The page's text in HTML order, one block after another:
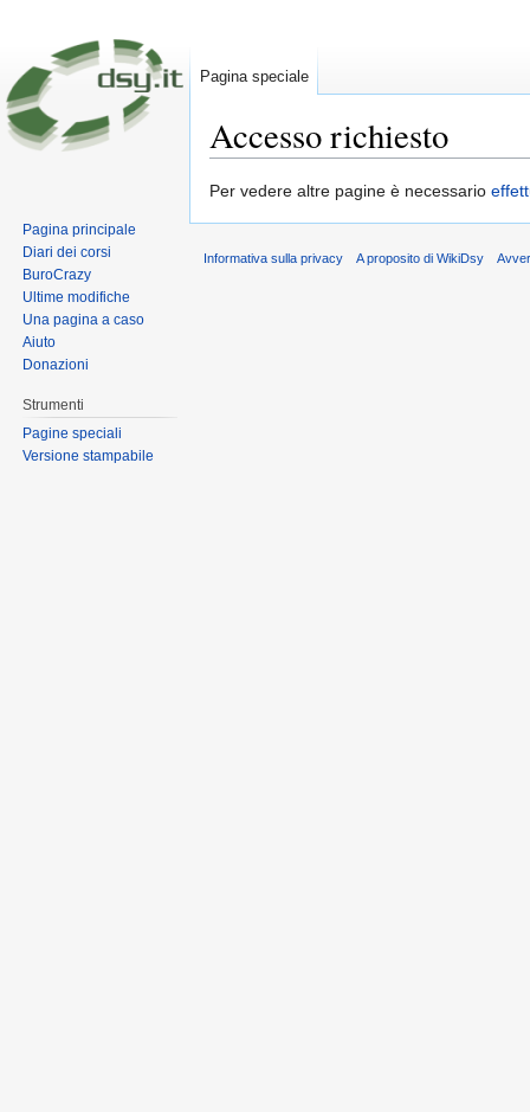
Accesso richiesto
Per vedere altre pagine è necessario
Pagina speciale
Pagina principale
Diari dei corsi
BuroCrazy
Ultime modifiche
Una pagina a caso
Aiuto
Donazioni
Strumenti
Pagine speciali
Versione stampabile
Informativa sulla privacy A proposito di WikiDsy